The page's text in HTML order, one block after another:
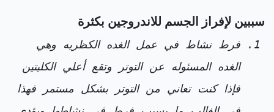
سببين لإفراز الجسم للاندروجين بكثرة
فرط نشاط في عمل الغده الكظريه وهي
الغده المسئوله عن التوتر وتقع أعلي الكليتين
فإذا كنت تعاني من التوتر بشكل مستمر فهذا